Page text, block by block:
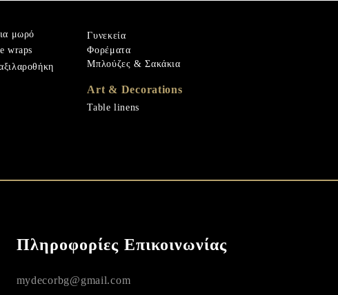
μωρό
wraps
Γυνεκεία
Φορέματα
Μπλούζες & Σακάκια
Art & Decorations
Table linens
Πληροφορίες Επικοινωνίας
mydecorbg@gmail.com